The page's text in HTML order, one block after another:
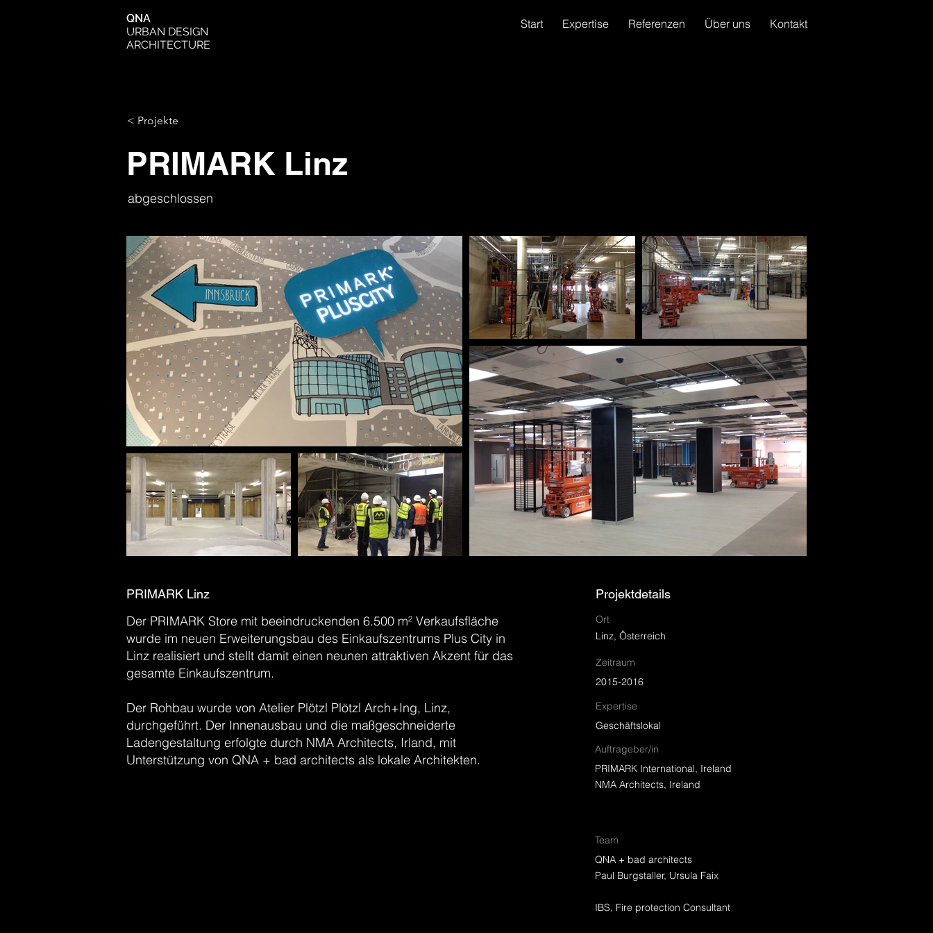
QNA
URBAN DESIGN
ARCHITECTURE
Start Expertise Referenzen Über uns Kontakt
< Projekte
PRIMARK Linz
abgeschlossen
PRIMARK Linz
Der PRIMARK Store mit beeindruckenden 6.500 m² Verkaufsfläche
wurde im neuen Erweiterungsbau des Einkaufszentrums Plus City in
Linz realisiert und stellt damit einen neunen attraktiven Akzent für das
gesamte Einkaufszentrum.
Der Rohbau wurde von Atelier Plötzl Plötzl Arch+Ing, Linz,
durchgeführt. Der Innenausbau und die maßgeschneiderte
Ladengestaltung erfolgte durch NMA Architects, Irland, mit
Unterstützung von QNA + bad architects als lokale Architekten.
Projektdetails
Ort
Linz, Österreich
Zeitraum
2015-2016
Expertise
Geschäftslokal
Auftrageber/in
PRIMARK International, Ireland
NMA Architects, Ireland
Team
QNA + bad architects
Paul Burgstaller, Ursula Faix
IBS, Fire protection Consultant